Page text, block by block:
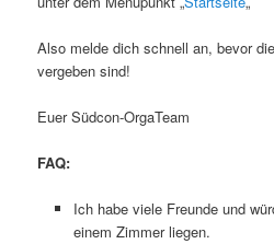
Also melde dich schnell an, bevor
vergeben sind!
Euer Südcon-OrgaTeam
FAQ:
Ich habe viele Freunde und
einem Zimmer liegen.